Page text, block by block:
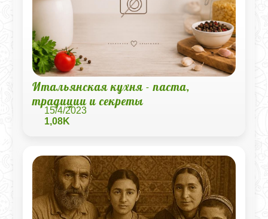
Итальянская кухня - паста,
традиции и секреты
15/4/2023
1,08K